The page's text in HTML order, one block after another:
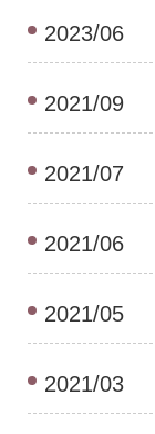
2023/06
2021/09
2021/07
2021/06
2021/05
2021/03